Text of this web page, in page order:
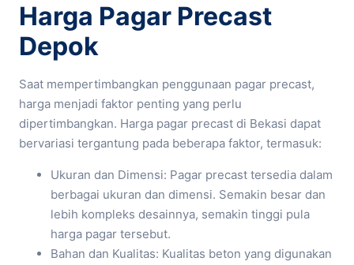
Harga Pagar Precast
Depok
Saat mempertimbangkan penggunaan pagar precast,
harga menjadi faktor penting yang perlu
dipertimbangkan. Harga pagar precast di Bekasi dapat
bervariasi tergantung pada beberapa faktor, termasuk:
Ukuran dan Dimensi: Pagar precast tersedia dalam
berbagai ukuran dan dimensi. Semakin besar dan
lebih kompleks desainnya, semakin tinggi pula
harga pagar tersebut.
Bahan dan Kualitas: Kualitas beton yang digunakan